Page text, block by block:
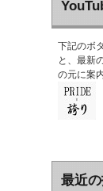
下記のボ
と、最新
の元に案
最近